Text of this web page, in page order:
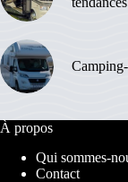
À propos
Qui sommes-
Contact